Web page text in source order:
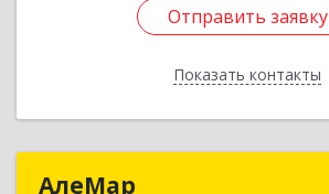
Отправить заявку
Показать контакты
Отправить заявку
Назад
АлеМар